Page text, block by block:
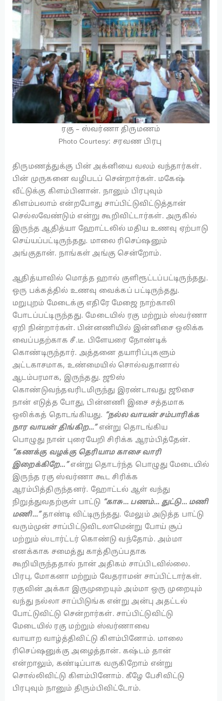
ரகு – ஸ்வர்ணா திருமணம்
Photo Courtesy: சரவண பிரபு
திருமணத்துக்கு பின் அக்னியை வலம் வந்தார்கள்.
பின் முருகனை வழிபடப் சென்றார்கள். மகேஷ்
வீட்டுக்கு கிளம்பினான். நானும் பிரபுவும்
கிளம்பலாம் என்றபோது சாப்பிட்டுவிட்டுத்தான்
செல்லவேண்டும் என்று கூறிவிட்டார்கள். அருகில்
இருந்த ஆதித்யா ஹோட்டலில் மதிய உணவு ஏற்பாடு
செய்யப்பட்டிருந்தது. மாலை ரிசெப்ஷனும்
அங்குதான். நாங்கள் அங்கு சென்றோம்.
ஆதித்யாவில் மொத்த ஹால் குளிரூட்டப்பட்டிருந்தது.
ஒரு பக்கத்தில் உணவு வைக்கப் பட்டிருந்தது.
மறுபுறம் மேடைக்கு எதிரே மேஜை நாற்காலி
போடப்பட்டிருந்தது. மேடையில் ரகு மற்றும் ஸ்வர்ணா
ஏறி நின்றார்கள். பின்னணியில் இன்னிசை ஒலிக்க
வைப்பதற்காக சீ.டீ. பிளேயரை நோண்டிக்
கொண்டிருந்தார். அத்தனை தயாரிப்புகளும்
அட்டகாசமாக, உண்மையில் சொல்வதானால்
ஆடம்பரமாக, இருந்தது. ஜூஸ்
கொண்டுவந்தவரிடமிருந்து இரண்டாவது ஜூசை
நான் எடுத்த போது, பின்னணி இசை சத்தமாக
ஒலிக்கத் தொடங்கியது. “நல்ல வாயன் சம்பாரிக்க
நார வாயன் திங்கிற…”என்று தொடங்கிய
பொழுது நான் புரையேறி சிரிக்க ஆரம்பித்தேன்.
“கணக்கு வழக்கு தெரியாம காசை வாரி
இறைக்கிறே…”என்று தொடர்ந்த பொழுது மேடையில்
இருந்த ரகு ஸ்வர்ணா கூட சிரிக்க
ஆரம்பித்திருந்தனர். ஹோட்டல் ஆள் வந்து
நிறுத்துவதற்குள் பாட்டு “காசு… பணம்… துட்டு… மணி
மணி…”தாண்டி விட்டிருந்தது. மேலும் அடுத்த பாட்டு
வரும்முன் சாப்பிட்டுவிடலாமென்று போய் சூப்
மற்றும் ஸ்டார்ட்டர் கொண்டு வந்தோம். அம்மா
எனக்காக சமைத்து காத்திருப்பதாக
கூறியிருந்ததால் நான் அதிகம் சாப்பிடவில்லை.
பிரபு, மோகனா மற்றும் வேதராமன் சாப்பிட்டார்கள்.
ரகுவின் அக்கா இருமுறையும் அம்மா ஒரு முறையும்
வந்து நல்லா சாப்பிடுங்க என்று அன்பு அதட்டல்
போட்டுவிட்டு சென்றார்கள். சாப்பிட்டுவிட்டு
மேடையில் ரகு மற்றும் ஸ்வர்ணாவை
வாயாற வாழ்த்திவிட்டு கிளம்பினோம். மாலை
ரிசெப்ஷனுக்கு அழைத்தான். கஷ்டம் தான்
என்றாலும், கண்டிப்பாக வருகிறோம் என்று
சொல்லிவிட்டு கிளம்பினோம். கீழே பேசிவிட்டு
பிரபுவும் நானும் திரும்பிவிட்டோம்.